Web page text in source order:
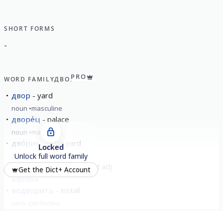
SHORT FORMS
-
WORD FAMILYДВОРPRO
двор yard
noun masculine
дворе́ц palace
noun masculine
дво́рик small yard
noun masculine
дворо́вый yard related adj
adjective
водвори́ть
Locked
Unlock full word family
Get the Dict+ Account